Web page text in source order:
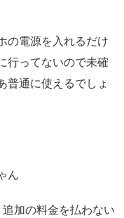
の電源を入れるだけ
行ってないので未確
普通に使えるでしょ
ん
加の料金を払わない